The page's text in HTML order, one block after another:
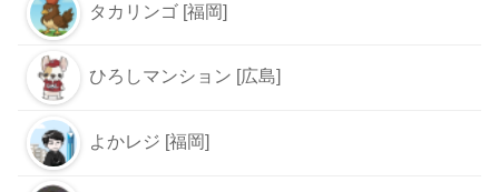
タカリンゴ [福岡]
ひろしマンション [広島]
よかレジ [福岡]